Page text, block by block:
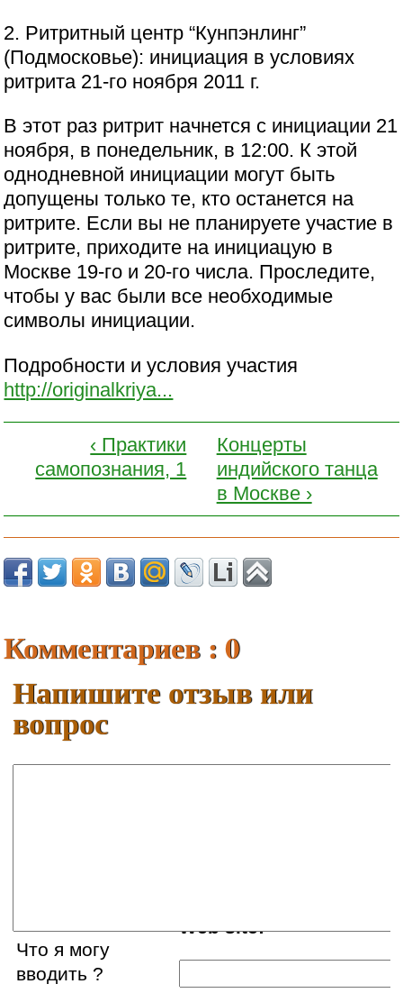
2. Ритритный центр “Кунпэнлинг”
(Подмосковье): инициация в условиях
ритрита 21-го ноября 2011 г.
В этот раз ритрит начнется с инициации 21
ноября, в понедельник, в 12:00. К этой
однодневной инициации могут быть
допущены только те, кто останется на
ритрите. Если вы не планируете участие в
ритрите, приходите на инициацую в
Москве 19-го и 20-го числа. Проследите,
чтобы у вас были все необходимые
символы инициации.
Подробности и условия участия
http://originalkriya...
‹ Пpaктики
caмoпoзнaния, 1
Концерты
индийского танца
в Москве ›
Комментариев : 0
Напишите отзыв или
вопрос
Web site:
Что я могу
вводить ?